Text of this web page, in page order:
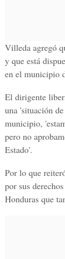
Villeda agregó
y que está
en el municipio
El dirigente
una 'situación
municipio,
pero no
Estado'.
Por lo que
por sus
Honduras que